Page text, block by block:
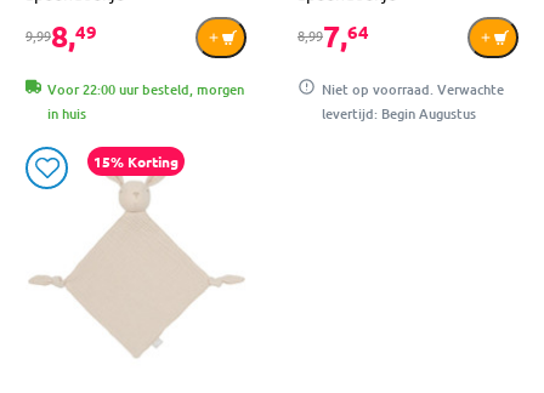
9,998,49
Voor 22:00 uur besteld, morgen
in huis
8,997,64
Niet op voorraad. Verwachte
levertijd: Begin Augustus
15% Korting